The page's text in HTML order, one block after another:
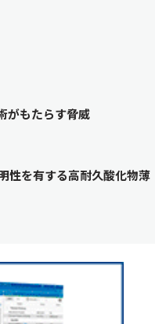
がもたらす脅威
性を有する高耐久酸化物薄